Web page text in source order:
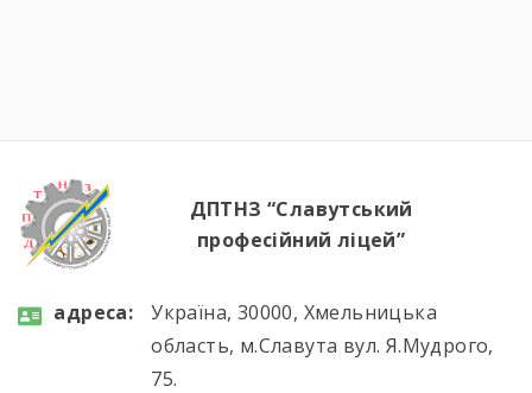
Вітаємо майбутніх кухарів і кондитерів із […]
ДПТНЗ “Славутський
професійний ліцей”
aдресa:
Україна, 30000, Хмельницька
область, м.Славута вул. Я.Мудрого,
75.